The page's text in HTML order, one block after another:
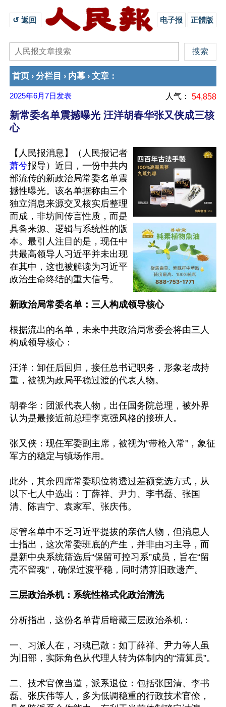
↺ 返回 电子报 正體版
首页 › 分栏目 › 内幕 › 文章 ：
2025年6月7日 发表 人气： 54,858
新常委名单震撼曝光 汪洋胡春华张又侠成三核
心
【人民报消息】（人民报记者
萧兮报导）近日，一份中共内
部流传的新政治局常委名单震
撼性曝光。该名单据称由三个
独立消息来源交叉核实后整理
而成，非坊间传言性质，而是
具备来源、逻辑与系统性的版
本。最引人注目的是，现任中
共最高领导人习近平并未出现
在其中，这也被解读为习近平
政治生命终结的重大信号。
新政治局常委名单：三人构成领导核心
根据流出的名单，未来中共政治局常委会将由三人
构成领导核心：
汪洋：卸任后回归，接任总书记职务，形象老成持
重，被视为政局平稳过渡的代表人物。
胡春华：团派代表人物，出任国务院总理，被外界
认为是最接近前总理李克强风格的接班人。
张又侠：现任军委副主席，被视为“带枪入常”，象征
军方的稳定与镇场作用。
此外，其余四席常委职位将透过差额竞选方式，从
以下七人中选出：丁薛祥、尹力、李书磊、张国
清、陈吉宁、袁家军、张庆伟。
尽管名单中不乏习近平提拔的亲信人物，但消息人
士指出，这次常委班底的产生，并非由习主导，而
是新中央系统筛选后“保留可控习系”成员，旨在“留
壳不留魂”，确保过渡平稳，同时清算旧政遗产。
三层政治杀机：系统性格式化政治清洗
分析指出，这份名单背后暗藏三层政治杀机：
一、习派人在，习魂已散：如丁薛祥、尹力等人虽
为旧部，实际角色从代理人转为体制内的“清算员”。
二、技术官僚当道，派系退位：包括张国清、李书
磊、张庆伟等人，多为低调稳重的行政技术官僚，